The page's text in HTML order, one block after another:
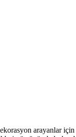
arayanlar için